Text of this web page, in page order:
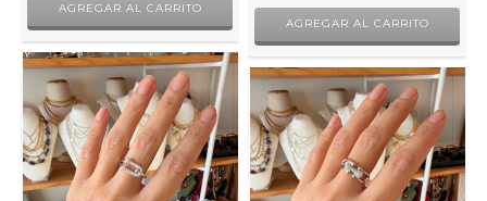
AGREGAR AL CARRITO
AGREGAR AL CARRITO